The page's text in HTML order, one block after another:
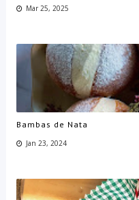
Mar 25, 2025
Bambas de Nata
Jan 23, 2024